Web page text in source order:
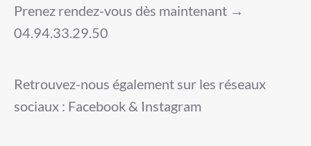
Prenez rendez-vous dès maintenant →
04.94.33.29.50
Retrouvez-nous également sur les réseaux
sociaux : Facebook & Instagram